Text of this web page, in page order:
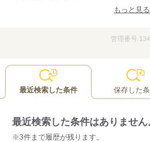
当社に入社して頂く際の研修では
な研修を行っています。資格取得
格はもちろん、業務以外の資格も
もっと見る
管理番号
最近検索した条件 保存した
最近検索した条件はありません
※3件まで履歴が残ります。